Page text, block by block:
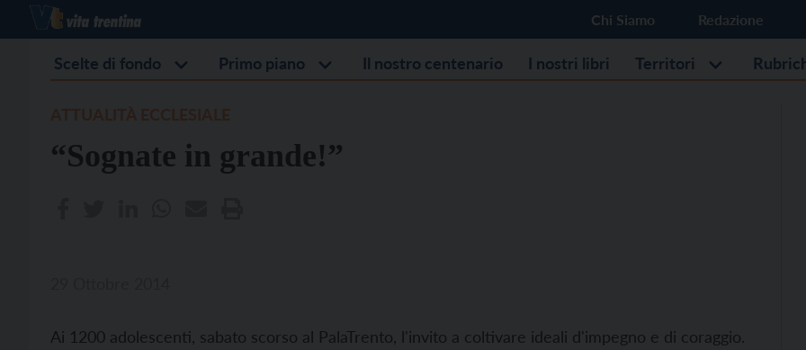
Chi Siamo Redazione
Scelte di fondo Primo piano Il nostro centenario I nostri libri Territori
“Sognate in grande!”
Ai 1200 adolescenti, sabato scorso al PalaTrento, l'invito a coltivare ideali d'impegno e di coraggio.